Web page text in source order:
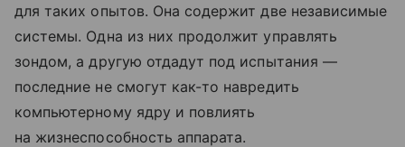
для таких опытов. Она содержит две независимые
системы. Одна из них продолжит управлять
зондом, а другую отдадут под испытания —
последние не смогут как-то навредить
компьютерному ядру и повлиять
на жизнеспособность аппарата.